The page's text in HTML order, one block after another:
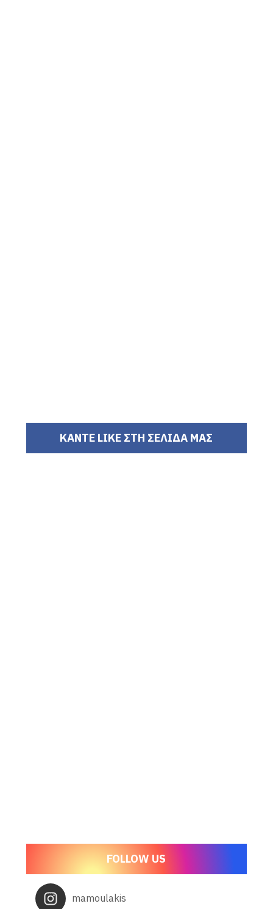
ΚΑΝΤΕ LIKE ΣΤΗ ΣΕΛΙΔΑ ΜΑΣ
mamoulakis
FOLLOW US